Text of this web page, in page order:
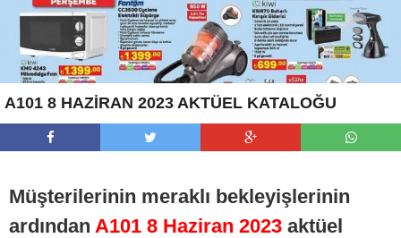
A101 8 HAZİRAN 2023 AKTÜEL KATALOĞU
Müşterilerinin meraklı bekleyişlerinin
ardından A101 8 Haziran 2023 aktüel